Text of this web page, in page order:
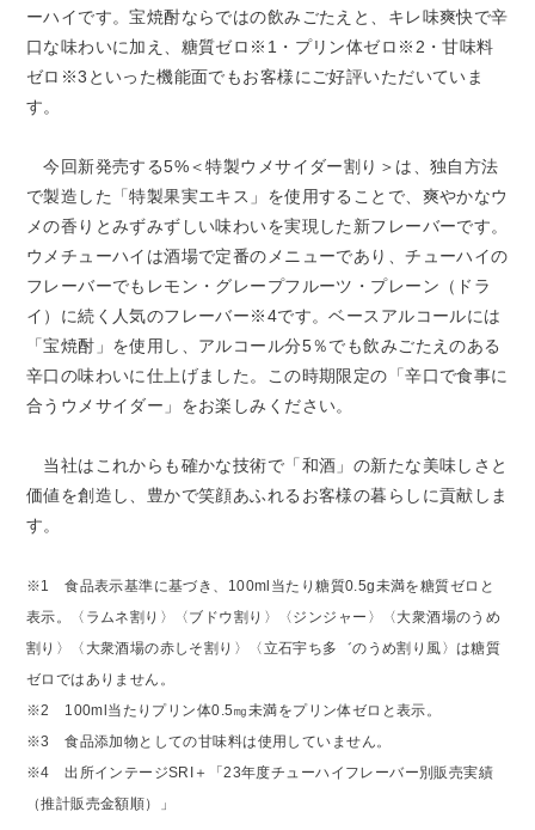
ーハイです。宝焼酎ならではの飲みごたえと、キレ味爽快で辛
口な味わいに加え、糖質ゼロ※1・プリン体ゼロ※2・甘味料
ゼロ※3といった機能面でもお客様にご好評いただいていま
す。
今回新発売する5%＜特製ウメサイダー割り＞は、独自方法
で製造した「特製果実エキス」を使用することで、爽やかなウ
メの香りとみずみずしい味わいを実現した新フレーバーです。
ウメチューハイは酒場で定番のメニューであり、チューハイの
フレーバーでもレモン・グレープフルーツ・プレーン（ドラ
イ）に続く人気のフレーバー※4です。ベースアルコールには
「宝焼酎」を使用し、アルコール分5％でも飲みごたえのある
辛口の味わいに仕上げました。この時期限定の「辛口で食事に
合うウメサイダー」をお楽しみください。
当社はこれからも確かな技術で「和酒」の新たな美味しさと
価値を創造し、豊かで笑顔あふれるお客様の暮らしに貢献しま
す。
※1 食品表示基準に基づき、100ml当たり糖質0.5g未満を糖質ゼロと
表示。〈ラムネ割り〉〈ブドウ割り〉〈ジンジャー〉
〈大衆酒場のうめ
割り〉〈大衆酒場の赤しそ割り〉〈立石宇ち多゛のうめ割り風〉は糖質
ゼロではありません。
※2 100ml当たりプリン体0.5㎎未満をプリン体ゼロと表示。
※3 食品添加物としての甘味料は使用していません。
※4 出所インテージSRI＋「23年度チューハイフレーバー別販売実績
（推計販売金額順）」